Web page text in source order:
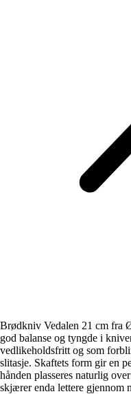
Brødkniv Vedalen 21 cm fra
god balanse og tyngde i
vedlikeholdsfritt og som
slitasje. Skaftets form gir en
hånden plasseres naturlig
skjærer enda lettere gjennom